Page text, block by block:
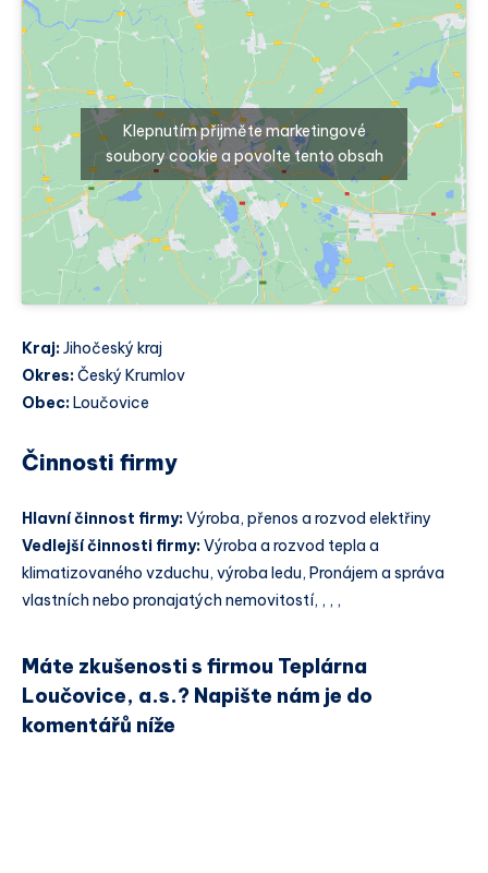
Klepnutím přijměte marketingové
soubory cookie a povolte tento obsah
Kraj:Jihočeský kraj
Okres:Český Krumlov
Obec: Loučovice
Činnosti firmy
Hlavní činnost firmy:Výroba, přenos a rozvod elektřiny
Vedlejší činnosti firmy:Výroba a rozvod tepla a
klimatizovaného vzduchu, výroba ledu, Pronájem a správa
vlastních nebo pronajatých nemovitostí, , , ,
Máte zkušenosti s firmou Teplárna
Loučovice, a.s.? Napište nám je do
komentářů níže